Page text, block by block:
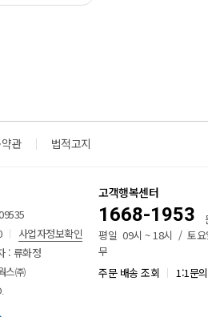
관 법적고지
사업자정보확인
: 류화정
스㈜
고객행복센터
1668-1953
평일 09시 ~ 18시 / 토
무
주문 배송 조회
1:1문의